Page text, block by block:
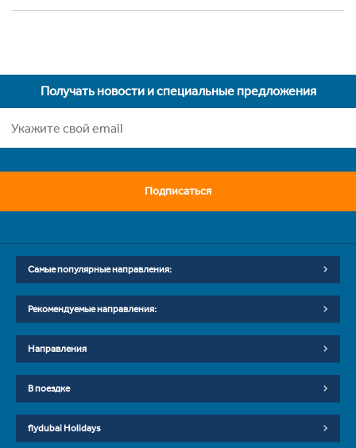
Получать новости и специальные предложения
Подписаться
Самые популярные направления:
Рекомендуемые направления:
Направления
В поездке
flydubai Holidays